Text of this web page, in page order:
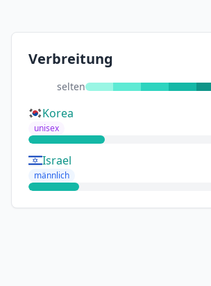
Verbreitung
selten
Korea
unisex
Israel
männlich